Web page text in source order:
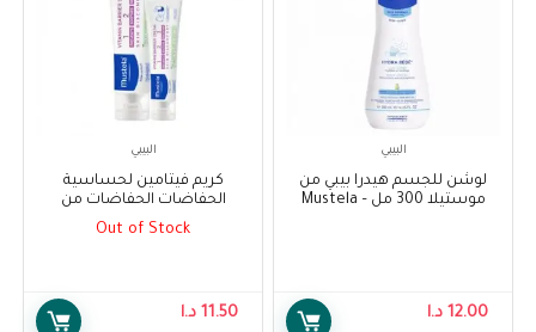
البيبي
لوشن للجسم هيدرا بيبي من
موستيلا 300 مل – Mustela
12.00 د.ا
البيبي
كريم فيتامين لحساسية
الحفاضات الحفاضات من
Out of Stock
11.50 د.ا